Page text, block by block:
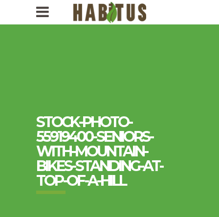
STOCK-PHOTO-
55919400-SENIORS-
WITH-MOUNTAIN-
BIKES-STANDING-AT-
TOP-OF-A-HILL